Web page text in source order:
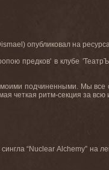
опубликовал на
предков' в клубе
подчиненными. Мы
четкая ритм-секция за всю
сингла “Nuclear Alchemy” на